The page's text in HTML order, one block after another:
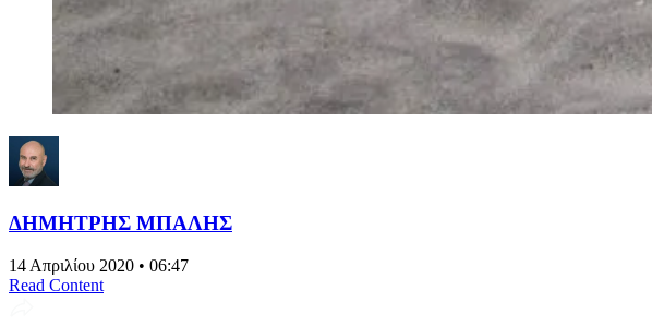
ΔΗΜΗΤΡΗΣ ΜΠΑΛΗΣ
14 Απριλίου 2020 • 06:47
Read Content